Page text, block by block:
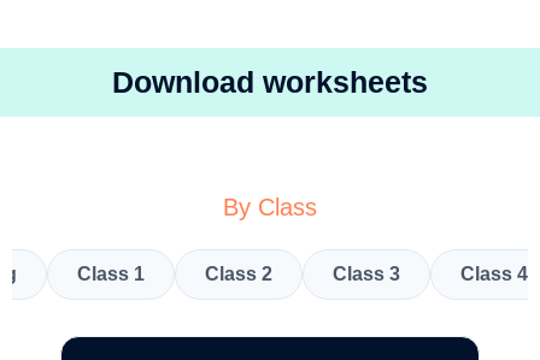
Download worksheets
By Class
Class 1 Class 2 Class 3 Class 4